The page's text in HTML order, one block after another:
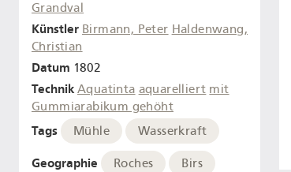
Grandval
Künstler Birmann, Peter Haldenwang,
Christian
Datum 1802
Technik Aquatinta aquarelliert mit
Gummiarabikum gehöht
Tags Mühle Wasserkraft
Geographie Roches Birs